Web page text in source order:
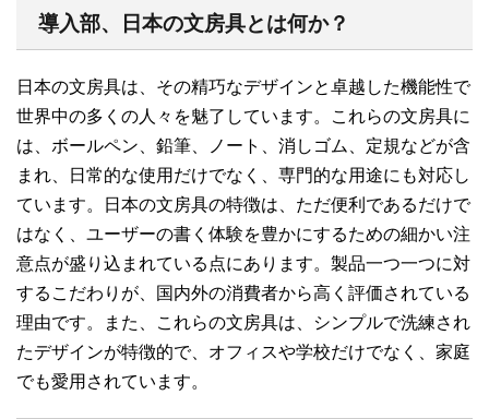
導入部、日本の文房具とは何か？
日本の文房具は、その精巧なデザインと卓越した機能性で
世界中の多くの人々を魅了しています。これらの文房具に
は、ボールペン、鉛筆、ノート、消しゴム、定規などが含
まれ、日常的な使用だけでなく、専門的な用途にも対応し
ています。日本の文房具の特徴は、ただ便利であるだけで
はなく、ユーザーの書く体験を豊かにするための細かい注
意点が盛り込まれている点にあります。製品一つ一つに対
するこだわりが、国内外の消費者から高く評価されている
理由です。また、これらの文房具は、シンプルで洗練され
たデザインが特徴的で、オフィスや学校だけでなく、家庭
でも愛用されています。